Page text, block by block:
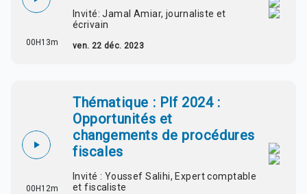
00H13m
Invité: Jamal Amiar, journaliste et
écrivain
ven. 22 déc. 2023
00H12m
Thématique : Plf 2024 :
Opportunités et
changements de procédures
fiscales
Invité : Youssef Salihi, Expert comptable
et fiscaliste